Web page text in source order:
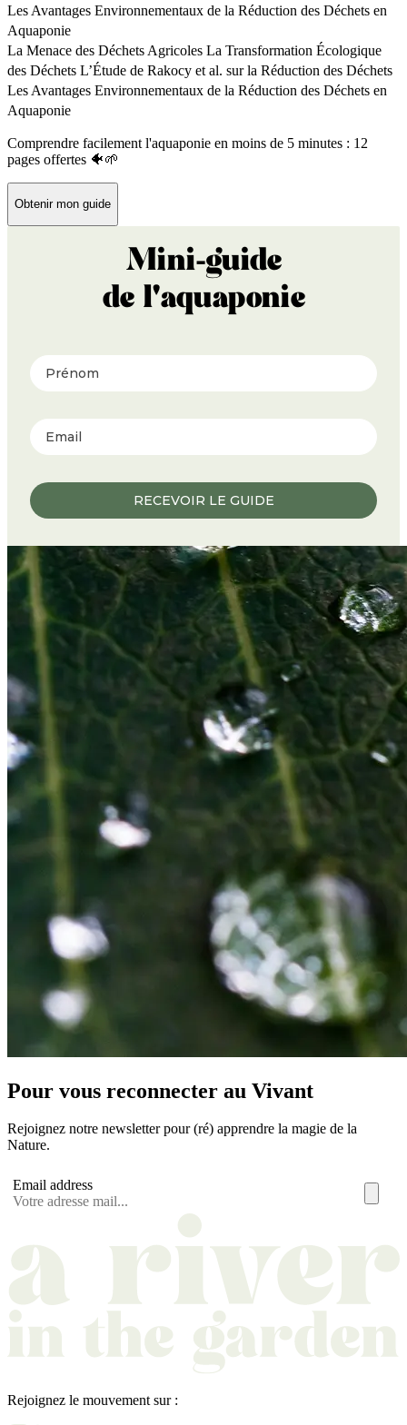
Les Avantages Environnementaux de la Réduction des Déchets en
Aquaponie
La Menace des Déchets Agricoles La Transformation Écologique
des Déchets L’Étude de Rakocy et al. sur la Réduction des Déchets
Les Avantages Environnementaux de la Réduction des Déchets en
Aquaponie
Comprendre facilement l'aquaponie en moins de 5 minutes : 12
pages offertes 🐠🌱
Obtenir mon guide
Mini-guide
de l'aquaponie
Prénom
RECEVOIR LE GUIDE
Pour vous reconnecter au Vivant
Rejoignez notre newsletter pour (ré) apprendre la magie de la
Nature.
Email address
Rejoignez le mouvement sur :